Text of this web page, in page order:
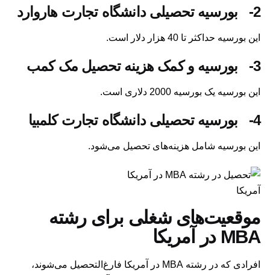
2- بورسیه تحصیلی دانشگاه تجارت هاروارد
این بورسیه حداکثر تا 40 هزار دلار است.
3- بورسیه و کمک هزینه تحصیل مک کمب
این بورسیه یک بورسیه 2000 دلاری است.
4- بورسیه تحصیلی دانشگاه تجارت کلمبیا
این بورسیه شامل هزینه‌های تحصیل می‌شود.
آمریکا
موقعیت‌های شغلی برای رشته
MBA در آمریکا
افرادی که در رشته MBA در آمریکا فارغ‌التحصیل می‌شوند،